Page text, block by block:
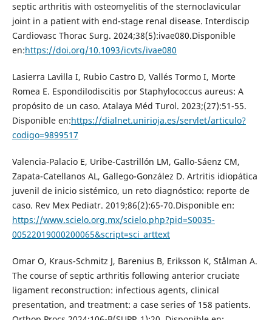
septic arthritis with osteomyelitis of the sternoclavicular
joint in a patient with end-stage renal disease. Interdiscip
Cardiovasc Thorac Surg. 2024;38(5):ivae080.Disponible
en:https://doi.org/10.1093/icvts/ivae080
Lasierra Lavilla I, Rubio Castro D, Vallés Tormo I, Morte
Romea E. Espondilodiscitis por Staphylococcus aureus: A
propósito de un caso. Atalaya Méd Turol. 2023;(27):51-55.
Disponible en:https://dialnet.unirioja.es/servlet/articulo?
codigo=9899517
Valencia-Palacio E, Uribe-Castrillón LM, Gallo-Sáenz CM,
Zapata-Catellanos AL, Gallego-González D. Artritis idiopática
juvenil de inicio sistémico, un reto diagnóstico: reporte de
caso. Rev Mex Pediatr. 2019;86(2):65-70.Disponible en:
https://www.scielo.org.mx/scielo.php?pid=S0035-
00522019000200065&script=sci_arttext
Omar O, Kraus-Schmitz J, Barenius B, Eriksson K, Stålman A.
The course of septic arthritis following anterior cruciate
ligament reconstruction: infectious agents, clinical
presentation, and treatment: a case series of 158 patients.